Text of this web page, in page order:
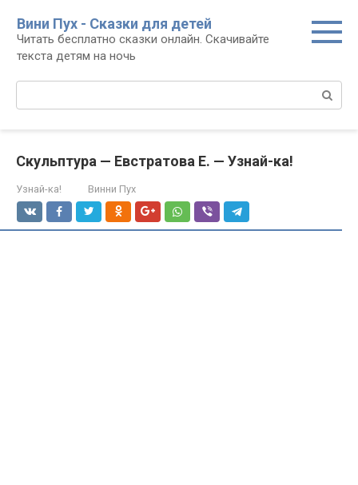
контенту
Вини Пух - Сказки для детей
Читать бесплатно сказки онлайн. Скачивайте
текста детям на ночь
Скульптура — Евстратова Е. — Узнай-ка!
Узнай-ка! Винни Пух